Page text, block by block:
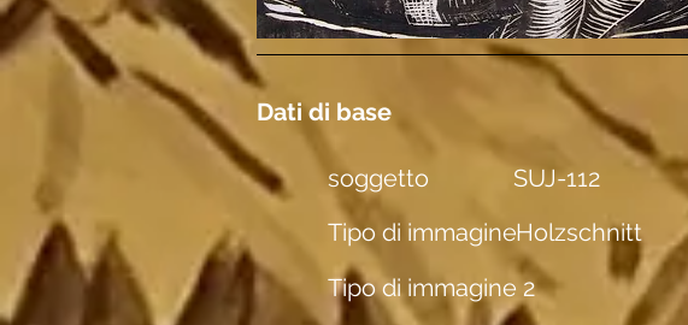
Dati di base
soggetto
SUJ-112
Tipo di immagineHolzschnitt
Tipo di immagine 2